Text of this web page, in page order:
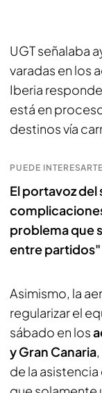
UGT señalaba
varadas en los
Iberia
está en
destinos vía
PUEDE INTERESARTE
El portavoz
problema que
entre partidos"
Asimismo, la
regularizar el
sábado en los
y Gran Canaria
de la